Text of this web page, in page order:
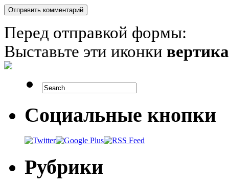
Перед отправкой формы:
Выставьте эти иконки
Социальные кнопки
Рубрики